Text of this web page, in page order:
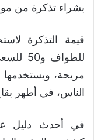
بشراء تذكرة من
مريحة، ويستخدمها
الناس، في أطهر
في أحدث دليل